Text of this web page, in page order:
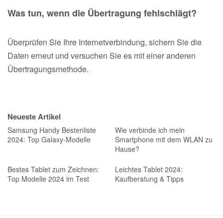
Was tun, wenn die Übertragung fehlschlägt?
Überprüfen Sie Ihre Internetverbindung, sichern Sie die
Daten erneut und versuchen Sie es mit einer anderen
Übertragungsmethode.
Neueste Artikel
Samsung Handy Bestenliste
2024: Top Galaxy-Modelle
Wie verbinde ich mein
Smartphone mit dem WLAN zu
Hause?
Bestes Tablet zum Zeichnen:
Top Modelle 2024 im Test
Leichtes Tablet 2024:
Kaufberatung & Tipps